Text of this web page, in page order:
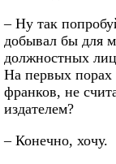
– Ну так
добывал бы для
должностных
На первых порах
франков, не
издателем?
– Конечно, хочу.